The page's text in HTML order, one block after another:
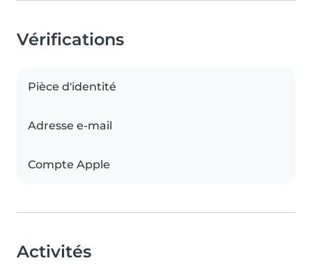
Vérifications
Pièce d'identité
Adresse e-mail
Compte Apple
Activités